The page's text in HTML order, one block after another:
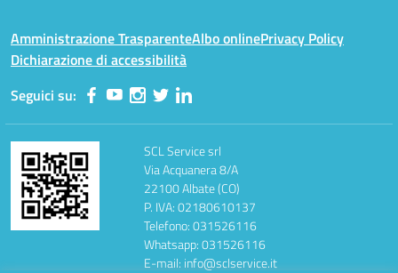
Amministrazione TrasparenteAlbo onlinePrivacy Policy
Dichiarazione di accessibilità
Seguici su:
SCL Service srl
Via Acquanera 8/A
22100 Albate (CO)
P. IVA: 02180610137
Telefono: 031526116
Whatsapp: 031526116
E-mail: info@sclservice.it